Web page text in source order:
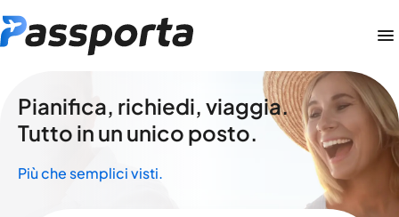
Pianifica, richiedi, viaggia.
Tutto in un unico posto.
Più che semplici visti.